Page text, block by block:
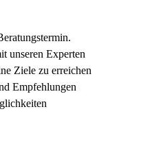
unseren Experten
Ziele zu erreichen
Empfehlungen